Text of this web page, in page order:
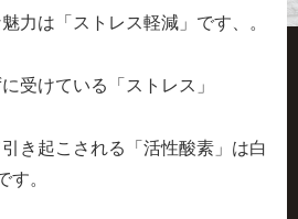
力は「ストレス軽減」です、。
受けている「ストレス」
き起こされる「活性酸素」は白
す。